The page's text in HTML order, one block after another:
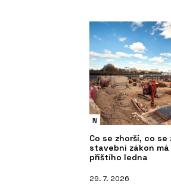
N
Co se zhorší, co se
stavební zákon
příštího ledna
29. 7. 2026